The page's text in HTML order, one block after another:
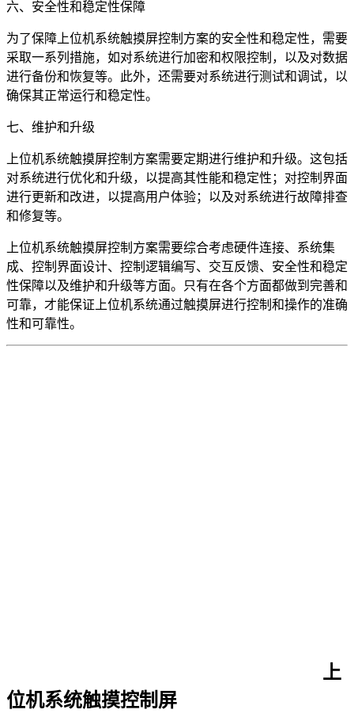
六、安全性和稳定性保障
为了保障上位机系统触摸屏控制方案的安全性和稳定性，需要
采取一系列措施，如对系统进行加密和权限控制，以及对数据
进行备份和恢复等。此外，还需要对系统进行测试和调试，以
确保其正常运行和稳定性。
七、维护和升级
上位机系统触摸屏控制方案需要定期进行维护和升级。这包括
对系统进行优化和升级，以提高其性能和稳定性；对控制界面
进行更新和改进，以提高用户体验；以及对系统进行故障排查
和修复等。
上位机系统触摸屏控制方案需要综合考虑硬件连接、系统集
成、控制界面设计、控制逻辑编写、交互反馈、安全性和稳定
性保障以及维护和升级等方面。只有在各个方面都做到完善和
可靠，才能保证上位机系统通过触摸屏进行控制和操作的准确
性和可靠性。
上
位机系统触摸控制屏